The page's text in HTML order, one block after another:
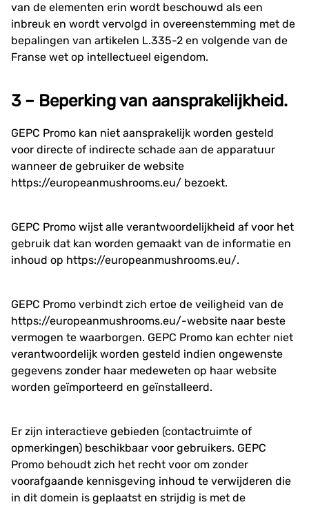
van de elementen erin wordt beschouwd als een
inbreuk en wordt vervolgd in overeenstemming met de
bepalingen van artikelen L.335-2 en volgende van de
Franse wet op intellectueel eigendom.
3 – Beperking van aansprakelijkheid.
GEPC Promo kan niet aansprakelijk worden gesteld
voor directe of indirecte schade aan de apparatuur
wanneer de gebruiker de website
https://europeanmushrooms.eu/ bezoekt.
GEPC Promo wijst alle verantwoordelijkheid af voor het
gebruik dat kan worden gemaakt van de informatie en
inhoud op https://europeanmushrooms.eu/.
GEPC Promo verbindt zich ertoe de veiligheid van de
https://europeanmushrooms.eu/-website naar beste
vermogen te waarborgen. GEPC Promo kan echter niet
verantwoordelijk worden gesteld indien ongewenste
gegevens zonder haar medeweten op haar website
worden geïmporteerd en geïnstalleerd.
Er zijn interactieve gebieden (contactruimte of
opmerkingen) beschikbaar voor gebruikers. GEPC
Promo behoudt zich het recht voor om zonder
voorafgaande kennisgeving inhoud te verwijderen die
in dit domein is geplaatst en strijdig is met de